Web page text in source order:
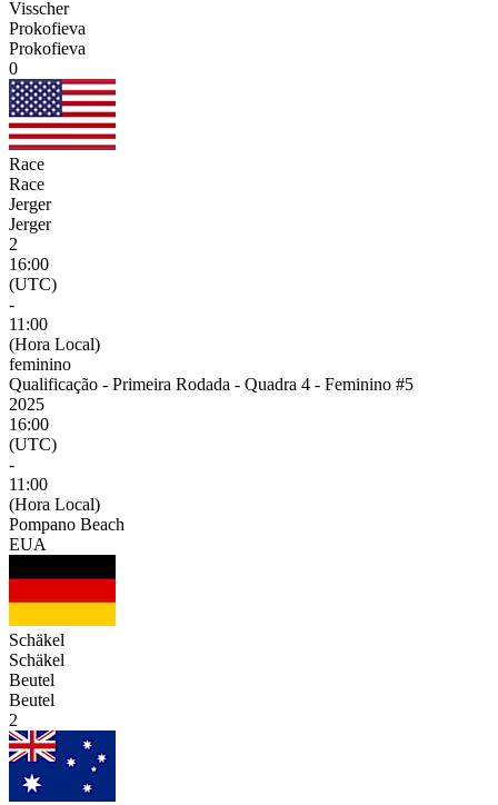
Visscher
Prokofieva
Prokofieva
0
Race
Race
Jerger
Jerger
2
16:00
(UTC)
-
11:00
(Hora Local)
feminino
Qualificação - Primeira Rodada - Quadra 4 - Feminino #5
2025
16:00
(UTC)
-
11:00
(Hora Local)
Pompano Beach
EUA
Schäkel
Schäkel
Beutel
Beutel
2